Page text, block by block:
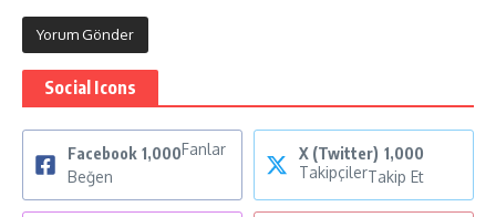
Social Icons
Facebook 1,000Fanlar
Beğen
X (Twitter) 1,000
TakipçilerTakip Et